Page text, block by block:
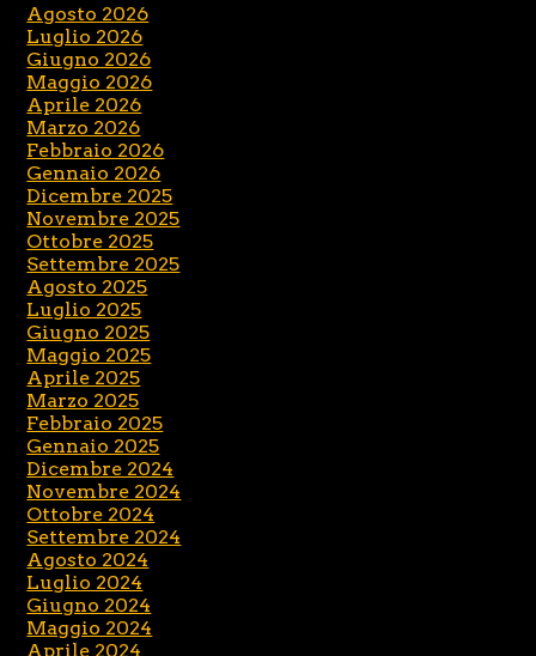
Agosto 2026
Luglio 2026
Giugno 2026
Maggio 2026
Aprile 2026
Marzo 2026
Febbraio 2026
Gennaio 2026
Dicembre 2025
Novembre 2025
Ottobre 2025
Settembre 2025
Agosto 2025
Luglio 2025
Giugno 2025
Maggio 2025
Aprile 2025
Marzo 2025
Febbraio 2025
Gennaio 2025
Dicembre 2024
Novembre 2024
Ottobre 2024
Settembre 2024
Agosto 2024
Luglio 2024
Giugno 2024
Maggio 2024
Aprile 2024